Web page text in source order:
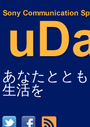
あなたとと
生活を